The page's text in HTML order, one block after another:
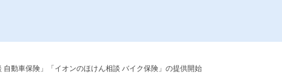
動車保険」「イオンのほけん相談 バイク保険」の提供開始